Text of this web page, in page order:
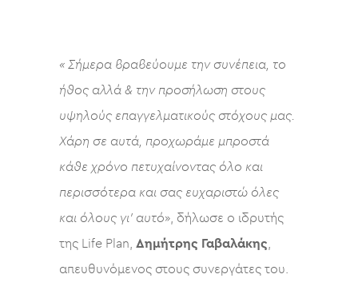
« Σήμερα βραβεύουμε την συνέπεια, το
ήθος αλλά & την προσήλωση στους
υψηλούς επαγγελματικούς στόχους μας.
Χάρη σε αυτά, προχωράμε μπροστά
κάθε χρόνο πετυχαίνοντας όλο και
περισσότερα και σας ευχαριστώ όλες
και όλους γι’ αυτό», δήλωσε ο ιδρυτής
της Life Plan, Δημήτρης Γαβαλάκης,
απευθυνόμενος στους συνεργάτες του.